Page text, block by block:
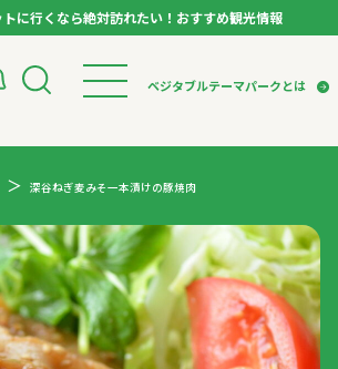
に行くなら絶対訪れたい！おすすめ観光情報
ベジタブルテーマパークとは
ベジタブルテーマパークとは
VTPキャストミーティング
市長インタビュー
生産者インタビュー
アンバサダー
お役立ち情報
レシピ集
深谷ねぎ麦みそ一本漬けの豚焼肉